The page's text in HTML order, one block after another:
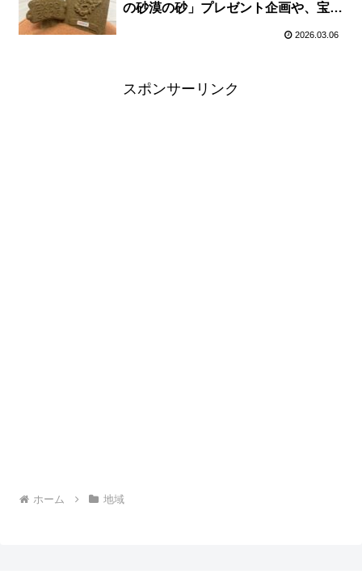
の砂漠の砂」プレゼント企画や、宝探
2026.03.06
スポンサーリンク
ホーム 地域